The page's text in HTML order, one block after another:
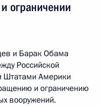
ограничении
и Барак Обама
Российской
Штатами Америки
и ограничению
вооружений.